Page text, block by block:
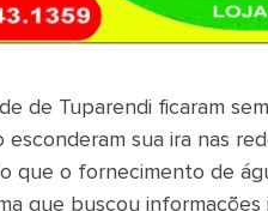
de Tuparendi ficaram
sua ira nas
que o fornecimento de
que buscou